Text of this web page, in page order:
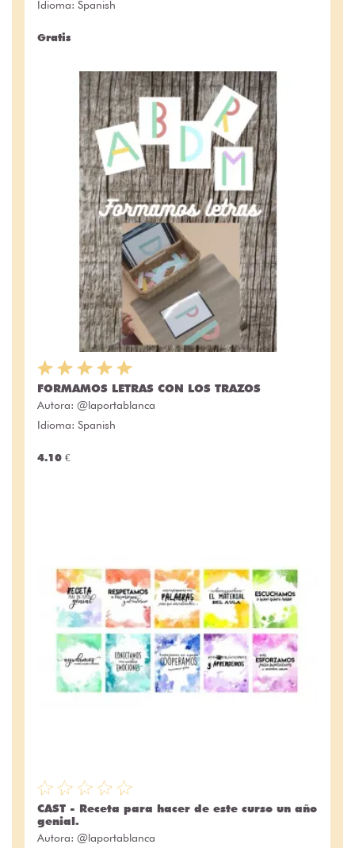
Idioma: Spanish
Gratis
FORMAMOS LETRAS CON LOS TRAZOS
Autora: @laportablanca
Idioma: Spanish
4.10 €
CAST - Receta para hacer de este curso un año
genial.
Autora: @laportablanca